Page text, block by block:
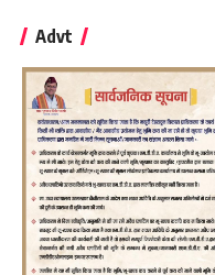
Advt